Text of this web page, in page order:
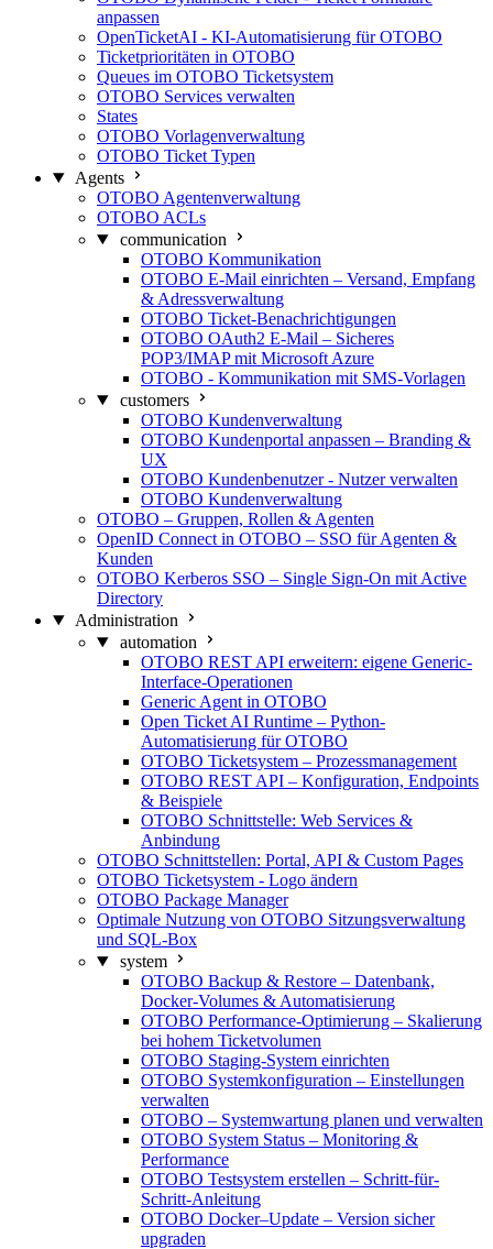
anpassen
OpenTicketAI - KI-Automatisierung für OTOBO
Ticketprioritäten in OTOBO
Queues im OTOBO Ticketsystem
OTOBO Services verwalten
States
OTOBO Vorlagenverwaltung
OTOBO Ticket Typen
Agents
OTOBO Agentenverwaltung
OTOBO ACLs
communication
OTOBO Kommunikation
OTOBO E-Mail einrichten – Versand, Empfang
& Adressverwaltung
OTOBO Ticket-Benachrichtigungen
OTOBO OAuth2 E-Mail – Sicheres
POP3/IMAP mit Microsoft Azure
OTOBO - Kommunikation mit SMS-Vorlagen
customers
OTOBO Kundenverwaltung
OTOBO Kundenportal anpassen – Branding &
UX
OTOBO Kundenbenutzer - Nutzer verwalten
OTOBO Kundenverwaltung
OTOBO – Gruppen, Rollen & Agenten
OpenID Connect in OTOBO – SSO für Agenten &
Kunden
OTOBO Kerberos SSO – Single Sign-On mit Active
Directory
Administration
automation
OTOBO REST API erweitern: eigene Generic-
Interface-Operationen
Generic Agent in OTOBO
Open Ticket AI Runtime – Python-
Automatisierung für OTOBO
OTOBO Ticketsystem – Prozessmanagement
OTOBO REST API – Konfiguration, Endpoints
& Beispiele
OTOBO Schnittstelle: Web Services &
Anbindung
OTOBO Schnittstellen: Portal, API & Custom Pages
OTOBO Ticketsystem - Logo ändern
OTOBO Package Manager
Optimale Nutzung von OTOBO Sitzungsverwaltung
und SQL-Box
system
OTOBO Backup & Restore – Datenbank,
Docker-Volumes & Automatisierung
OTOBO Performance-Optimierung – Skalierung
bei hohem Ticketvolumen
OTOBO Staging-System einrichten
OTOBO Systemkonfiguration – Einstellungen
verwalten
OTOBO – Systemwartung planen und verwalten
OTOBO System Status – Monitoring &
Performance
OTOBO Testsystem erstellen – Schritt-für-
Schritt-Anleitung
OTOBO Docker–Update – Version sicher
upgraden